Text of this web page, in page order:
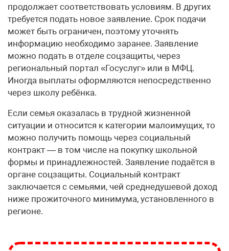
продолжает соответствовать условиям. В других
требуется подать новое заявление. Срок подачи
может быть ограничен, поэтому уточнять
информацию необходимо заранее. Заявление
можно подать в отделе соцзащиты, через
региональный портал «Госуслуг» или в МФЦ.
Иногда выплаты оформляются непосредственно
через школу ребёнка.
Если семья оказалась в трудной жизненной
ситуации и относится к категории малоимущих, то
можно получить помощь через социальный
контракт — в том числе на покупку школьной
формы и принадлежностей. Заявление подаётся в
органе соцзащиты. Социальный контракт
заключается с семьями, чей среднедушевой доход
ниже прожиточного минимума, установленного в
регионе.